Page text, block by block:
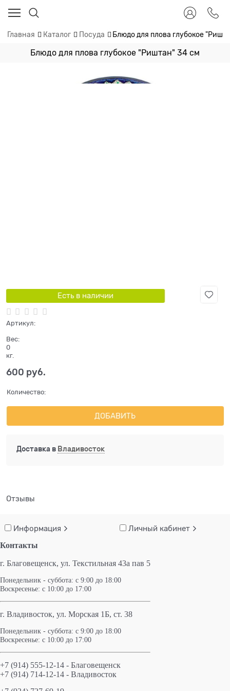
Главная Каталог Посуда Блюдо для плова глубокое
Блюдо для плова глубокое "Риштан" 34 см
Есть в наличии
Артикул:
Вес:
0
кг.
600 руб.
Количество:
ДОБАВИТЬ
Доставка в Владивосток
Отзывы
Информация Личный кабинет
Контакты
г. Благовещенск, ул. Текстильная 43а пав 5
Понедельник - суббота: с 9:00 до 18:00
Воскресенье: с 10:00 до 17:00
г. Владивосток, ул. Морская 1Б, ст. 38
Понедельник - суббота: с 9:00 до 18:00
Воскресенье: с 10:00 до 17:00
+7 (914) 555-12-14 - Благовещенск
+7 (914) 714-12-14 - Владивосток